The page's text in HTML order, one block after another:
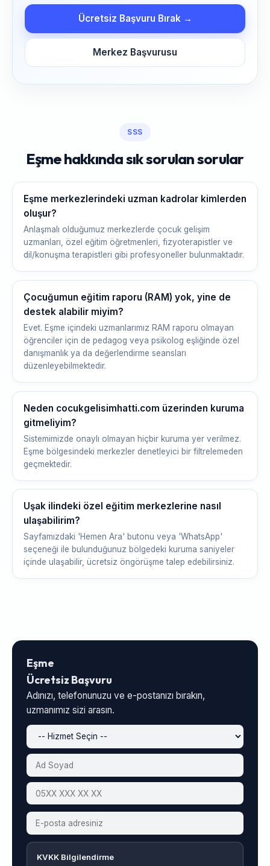
Ücretsiz Başvuru Bırak →
Merkez Başvurusu
SSS
Eşme hakkında sık sorulan sorular
Eşme merkezlerindeki uzman kadrolar kimlerden
oluşur?
Anlaşmalı olduğumuz merkezlerde çocuk gelişim
uzmanları, özel eğitim öğretmenleri, fizyoterapistler ve
dil/konuşma terapistleri gibi profesyoneller bulunmaktadır.
Çocuğumun eğitim raporu (RAM) yok, yine de
destek alabilir miyim?
Evet. Eşme içindeki uzmanlarımız RAM raporu olmayan
öğrenciler için de pedagog veya psikolog eşliğinde özel
danışmanlık ya da değerlendirme seansları
düzenleyebilmektedir.
Neden cocukgelisimhatti.com üzerinden kuruma
gitmeliyim?
Sistemimizde onaylı olmayan hiçbir kuruma yer verilmez.
Eşme bölgesindeki merkezler denetleyici bir filtrelemeden
geçmektedir.
Uşak ilindeki özel eğitim merkezlerine nasıl
ulaşabilirim?
Sayfamızdaki 'Hemen Ara' butonu veya 'WhatsApp'
seçeneği ile bulunduğunuz bölgedeki kuruma saniyeler
içinde ulaşabilir, ücretsiz öngörüşme talep edebilirsiniz.
Eşme
Ücretsiz Başvuru
Adınızı, telefonunuzu ve e-postanızı bırakın,
uzmanımız sizi arasın.
KVKK Bilgilendirme